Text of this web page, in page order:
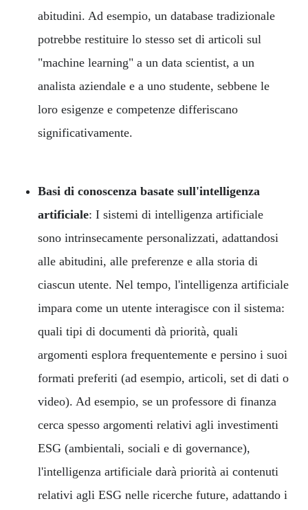
abitudini. Ad esempio, un database tradizionale
potrebbe restituire lo stesso set di articoli sul
"machine learning" a un data scientist, a un
analista aziendale e a uno studente, sebbene le
loro esigenze e competenze differiscano
significativamente.
Basi di conoscenza basate sull'intelligenza
artificiale: I sistemi di intelligenza artificiale
sono intrinsecamente personalizzati, adattandosi
alle abitudini, alle preferenze e alla storia di
ciascun utente. Nel tempo, l'intelligenza artificiale
impara come un utente interagisce con il sistema:
quali tipi di documenti dà priorità, quali
argomenti esplora frequentemente e persino i suoi
formati preferiti (ad esempio, articoli, set di dati o
video). Ad esempio, se un professore di finanza
cerca spesso argomenti relativi agli investimenti
ESG (ambientali, sociali e di governance),
l'intelligenza artificiale darà priorità ai contenuti
relativi agli ESG nelle ricerche future, adattando i